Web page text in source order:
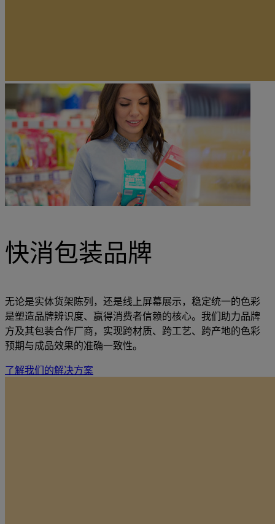
快消包装品牌
无论是实体货架陈列，还是线上屏幕展示，稳定统一的色彩
是塑造品牌辨识度、赢得消费者信赖的核心。我们助力品牌
方及其包装合作厂商，实现跨材质、跨工艺、跨产地的色彩
预期与成品效果的准确一致性。
了解我们的解决方案